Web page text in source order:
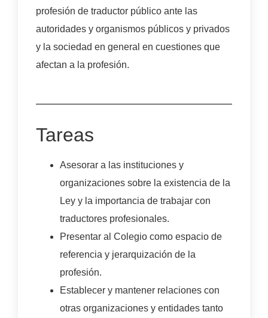
profesión de traductor público ante las
autoridades y organismos públicos y privados
y la sociedad en general en cuestiones que
afectan a la profesión.
Tareas
Asesorar a las instituciones y
organizaciones sobre la existencia de la
Ley y la importancia de trabajar con
traductores profesionales.
Presentar al Colegio como espacio de
referencia y jerarquización de la
profesión.
Establecer y mantener relaciones con
otras organizaciones y entidades tanto